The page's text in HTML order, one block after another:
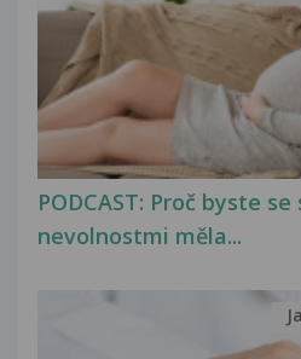
PODCAST: Proč byste
nevolnostmi měla...